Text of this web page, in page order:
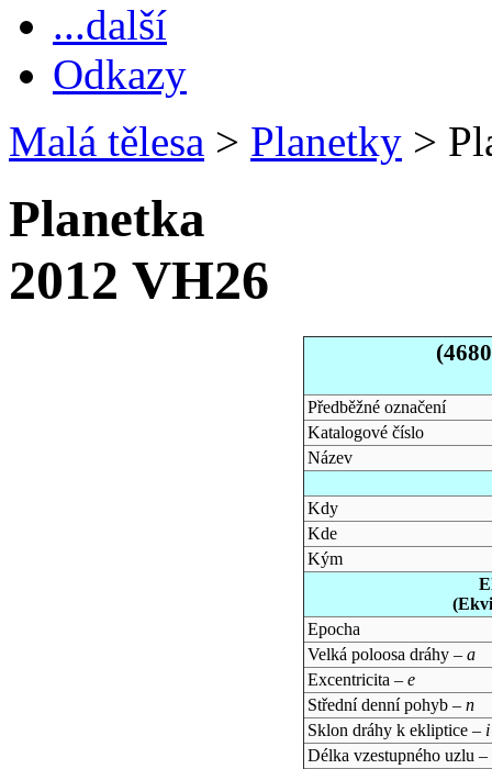
...další
Odkazy
Malá tělesa > Planetky >
Planetka
2012 VH26
Předběžné označení
Katalogové číslo
Název
Kdy
Kde
Kým
Epocha
Velká poloosa dráhy – a
Excentricita – e
Střední denní pohyb – n
Sklon dráhy k ekliptice – i
Délka vzestupného uzlu –